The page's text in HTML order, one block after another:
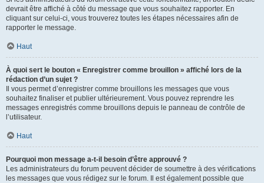
devrait être affiché à côté du message que vous souhaitez rapporter. En
cliquant sur celui-ci, vous trouverez toutes les étapes nécessaires afin de
rapporter le message.
Haut
À quoi sert le bouton « Enregistrer comme brouillon » affiché lors de la
rédaction d’un sujet ?
Il vous permet d’enregistrer comme brouillons les messages que vous
souhaitez finaliser et publier ultérieurement. Vous pouvez reprendre les
messages enregistrés comme brouillons depuis le panneau de contrôle de
l’utilisateur.
Haut
Pourquoi mon message a-t-il besoin d’être approuvé ?
Les administrateurs du forum peuvent décider de soumettre à des vérifications
les messages que vous rédigez sur le forum. Il est également possible que